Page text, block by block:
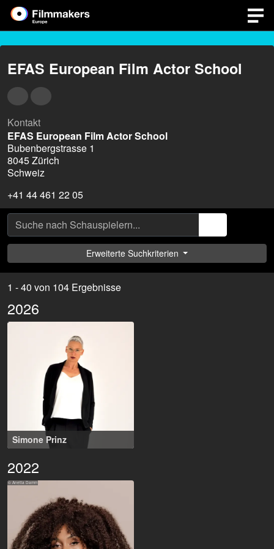
EFAS European Film Actor School
Kontakt
EFAS European Film Actor School
Bubenbergstrasse 1
8045 Zürich
Schweiz
+41 44 461 22 05
Erweiterte Suchkriterien
1 - 40 von 104 Ergebnisse
2026
46-61 Jahre,
Liem
Simone Prinz
2022
© Anetta Damm